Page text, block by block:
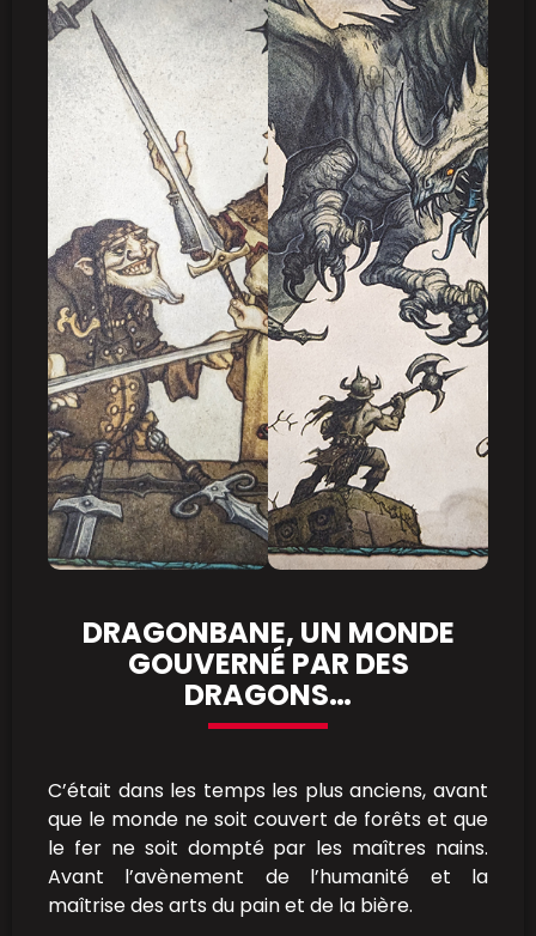
DRAGONBANE, UN MONDE
GOUVERNÉ PAR DES
DRAGONS…
C’était dans les temps les plus anciens, avant
que le monde ne soit couvert de forêts et que
le fer ne soit dompté par les maîtres nains.
Avant l’avènement de l’humanité et la
maîtrise des arts du pain et de la bière.